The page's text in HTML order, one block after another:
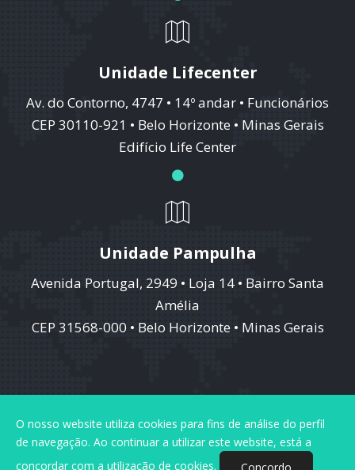
Unidade Lifecenter
Av. do Contorno, 4747 • 14º andar • Funcionários
CEP 30110-921 • Belo Horizonte • Minas Gerais
Edifício Life Center
Unidade Pampulha
Avenida Portugal, 2949 • Loja 14 • Bairro Santa
Amélia
CEP 31568-000 • Belo Horizonte • Minas Gerais
Responsável: CRMMG 19.993 Henrique Vizibelli Chaves — RQE
Nº: 33.460
2026 © Instituto Vizibelli — Todos os direitos reservados
O nosso website utiliza cookies para fins de análise do perfil
de navegação. Ao continuar a utilizar este website, está a
concordar com a utilização de cookies.